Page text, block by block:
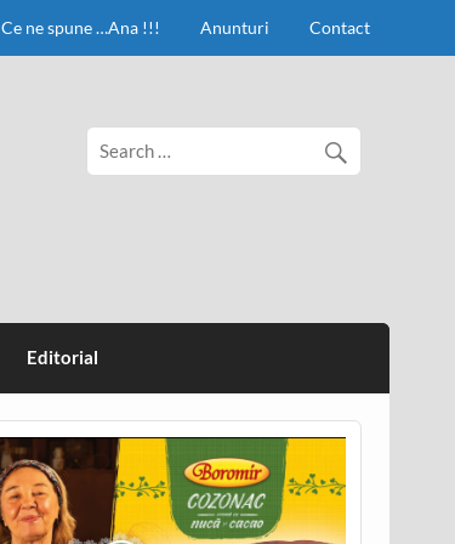
Ce ne spune …Ana !!! Anunturi Contact
Editorial